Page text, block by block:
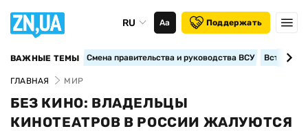
RU Аа Поддержать
ВАЖНЫЕ ТЕМЫ Смена правительства и руководства ВСУ
ГЛАВНАЯ МИР
БЕЗ КИНО: ВЛАДЕЛЬЦЫ
КИНОТЕАТРОВ В РОССИИ ЖАЛУЮТСЯ